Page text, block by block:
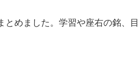
めました。学習や座右の銘、目